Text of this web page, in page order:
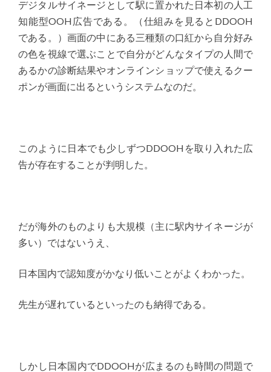
デジタルサイネージとして駅に置かれた日本初の人工
知能型OOH広告である。（仕組みを見るとDDOOH
である。）画面の中にある三種類の口紅から自分好み
の色を視線で選ぶことで自分がどんなタイプの人間で
あるかの診断結果やオンラインショップで使えるクー
ポンが画面に出るというシステムなのだ。
このように日本でも少しずつDDOOHを取り入れた広
告が存在することが判明した。
だが海外のものよりも大規模（主に駅内サイネージが
多い）ではないうえ、
日本国内で認知度がかなり低いことがよくわかった。
先生が遅れているといったのも納得である。
しかし日本国内でDDOOHが広まるのも時間の問題で